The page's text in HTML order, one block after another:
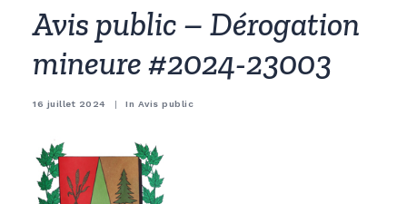
MUNICIPALITÉ
CITOYENS
ORGANISMES
ACCUEIL
ACTUALITÉS
Avis public – Dérogation
mineure #2024-23003
16 juillet 2024 | In Avis public